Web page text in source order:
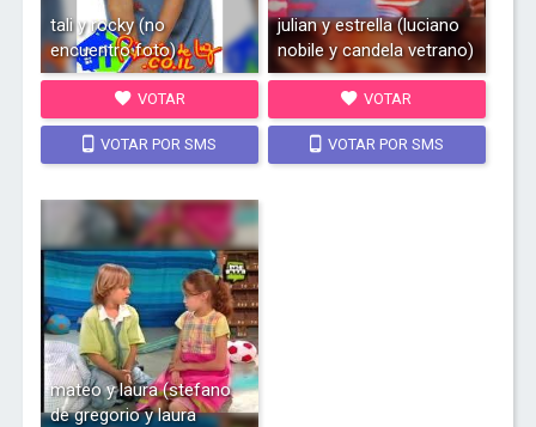
tali y rocky (no
encuentro foto)
VOTAR
VOTAR POR SMS
julian y estrella (luciano
nobile y candela vetrano)
VOTAR
VOTAR POR SMS
mateo y laura (stefano
de gregorio y laura